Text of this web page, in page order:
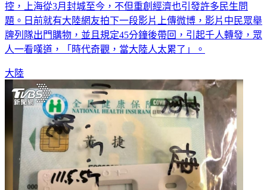
控，上海從3月封城至今，不但重創經濟也引發許多民生問
題。日前就有大陸網友拍下一段影片上傳微博，影片中民眾舉
牌列隊出門購物，並且規定45分鐘後帶回，引起千人轉發，眾
人一看嘆道，「時代奇觀，當大陸人太累了」。
大陸